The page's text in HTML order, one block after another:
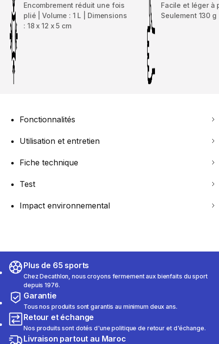
Encombrement réduit une fois
plié | Volume : 1 L | Dimensions
: 18 x 12 x 5 cm
Facile et léger à
Seulement 130 g
Fonctionnalités
Utilisation et entretien
Fiche technique
Test
Impact environnemental
Plus de 65 sports
Chez Decathlon, nous croyons fermement aux bienfaits du sport
depuis 1976.
Garantie
Tous nos produits sont garantis au minimum deux ans.
Retour et échange
Nos produits sont dotés d'une politique de retour et d'échange.
Livraison partout au Maroc